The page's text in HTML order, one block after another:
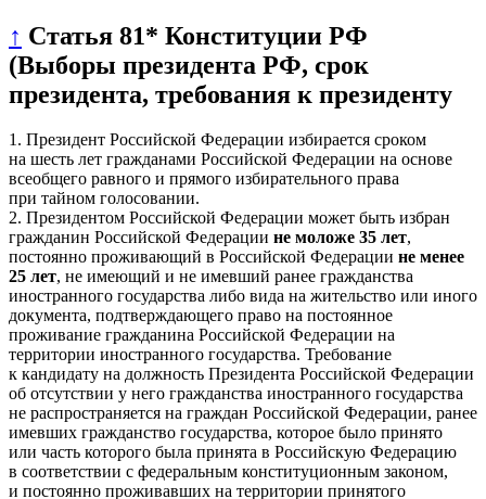
↑ Статья 81* Конституции РФ
(Выборы президента РФ, срок
президента, требования к президенту
1. Президент Российской Федерации избирается сроком
на шесть лет гражданами Российской Федерации на основе
всеобщего равного и прямого избирательного права
при тайном голосовании.
2. Президентом Российской Федерации может быть избран
гражданин Российской Федерации не моложе 35 лет,
постоянно проживающий в Российской Федерации не менее
25 лет, не имеющий и не имевший ранее гражданства
иностранного государства либо вида на жительство или иного
документа, подтверждающего право на постоянное
проживание гражданина Российской Федерации на
территории иностранного государства. Требование
к кандидату на должность Президента Российской Федерации
об отсутствии у него гражданства иностранного государства
не распространяется на граждан Российской Федерации, ранее
имевших гражданство государства, которое было принято
или часть которого была принята в Российскую Федерацию
в соответствии с федеральным конституционным законом,
и постоянно проживавших на территории принятого